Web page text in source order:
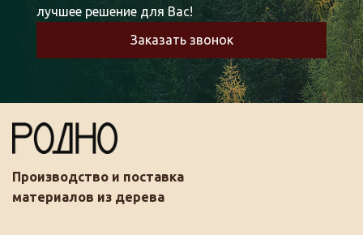
лучшее решение для Вас!
Заказать звонок
Производство и поставка
материалов из дерева